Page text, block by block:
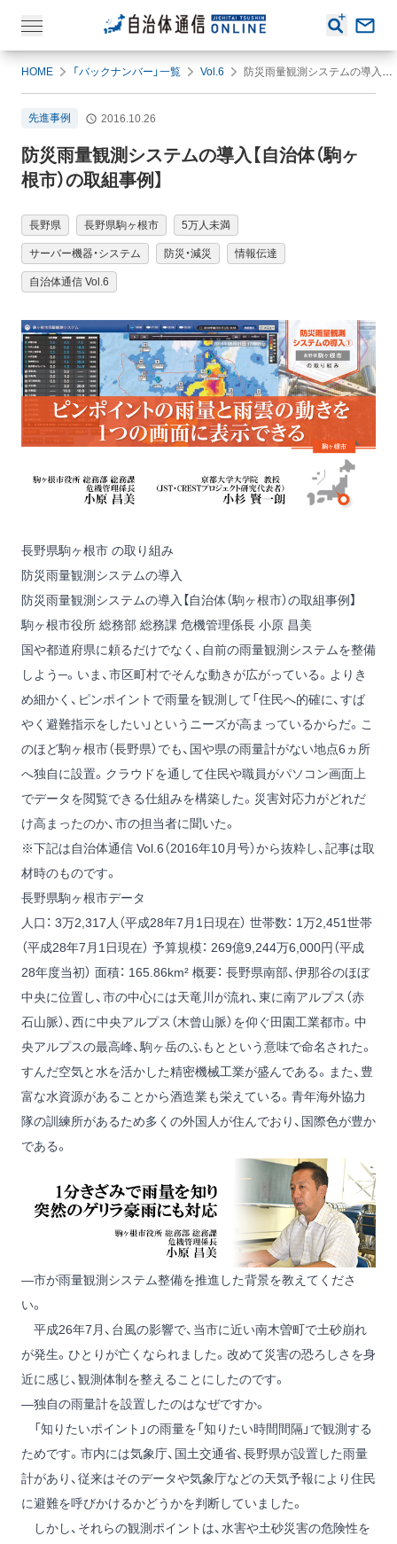
HOME 「バックナンバー」一覧 Vol.6 防災雨量観測システムの導入【自治体（駒ヶ根市）の取組事例】
先進事例 2016.10.26
防災雨量観測システムの導入【自治体（駒ヶ
根市）の取組事例】
長野県 長野県駒ヶ根市 5万人未満
サーバー機器・システム 防災・減災 情報伝達
自治体通信 Vol.6
長野県駒ヶ根市 の取り組み
防災雨量観測システムの導入
防災雨量観測システムの導入【自治体（駒ヶ根市）の取組事例】
駒ヶ根市役所 総務部 総務課 危機管理係長 小原 昌美
国や都道府県に頼るだけでなく、自前の雨量観測システムを整備
しよう─。いま、市区町村でそんな動きが広がっている。よりき
め細かく、ピンポイントで雨量を観測して「住民へ的確に、すば
やく避難指示をしたい」というニーズが高まっているからだ。こ
のほど駒ヶ根市（長野県）でも、国や県の雨量計がない地点6ヵ所
へ独自に設置。クラウドを通して住民や職員がパソコン画面上
でデータを閲覧できる仕組みを構築した。災害対応力がどれだ
け高まったのか、市の担当者に聞いた。
※下記は自治体通信 Vol.6（2016年10月号）から抜粋し、記事は取
材時のものです。
長野県駒ヶ根市データ
人口： 3万2,317人（平成28年7月1日現在） 世帯数： 1万2,451世帯
（平成28年7月1日現在） 予算規模： 269億9,244万6,000円（平成
28年度当初） 面積： 165.86km² 概要： 長野県南部、伊那谷のほぼ
中央に位置し、市の中心には天竜川が流れ、東に南アルプス（赤
石山脈）、西に中央アルプス（木曾山脈）を仰ぐ田園工業都市。中
央アルプスの最高峰、駒ヶ岳のふもとという意味で命名された。
すんだ空気と水を活かした精密機械工業が盛んである。また、豊
富な水資源があることから酒造業も栄えている。青年海外協力
隊の訓練所があるため多くの外国人が住んでおり、国際色が豊か
である。
―市が雨量観測システム整備を推進した背景を教えてくださ
い。
平成26年7月、台風の影響で、当市に近い南木曽町で土砂崩れ
が発生。ひとりが亡くなられました。改めて災害の恐ろしさを身
近に感じ、観測体制を整えることにしたのです。
―独自の雨量計を設置したのはなぜですか。
「知りたいポイント」の雨量を「知りたい時間間隔」で観測する
ためです。市内には気象庁、国土交通省、長野県が設置した雨量
計があり、従来はそのデータや気象庁などの天気予報により住民
に避難を呼びかけるかどうかを判断していました。
しかし、それらの観測ポイントは、水害や土砂災害の危険性を